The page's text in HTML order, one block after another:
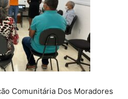
Comunitária Dos Moradores